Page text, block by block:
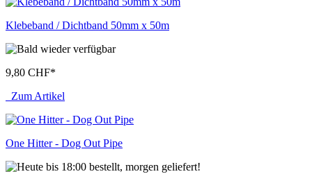
Klebeband / Dichtband 50mm x 50m
9,80 CHF*
Zum Artikel
One Hitter - Dog Out Pipe